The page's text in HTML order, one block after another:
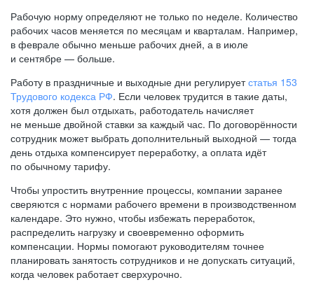
Рабочую норму определяют не только по неделе. Количество
рабочих часов меняется по месяцам и кварталам. Например,
в феврале обычно меньше рабочих дней, а в июле
и сентябре — больше.
Работу в праздничные и выходные дни регулируетстатья 153
Трудового кодекса РФ. Если человек трудится в такие даты,
хотя должен был отдыхать, работодатель начисляет
не меньше двойной ставки за каждый час. По договорённости
сотрудник может выбрать дополнительный выходной — тогда
день отдыха компенсирует переработку, а оплата идёт
по обычному тарифу.
Чтобы упростить внутренние процессы, компании заранее
сверяются с нормами рабочего времени в производственном
календаре. Это нужно, чтобы избежать переработок,
распределить нагрузку и своевременно оформить
компенсации. Нормы помогают руководителям точнее
планировать занятость сотрудников и не допускать ситуаций,
когда человек работает сверхурочно.